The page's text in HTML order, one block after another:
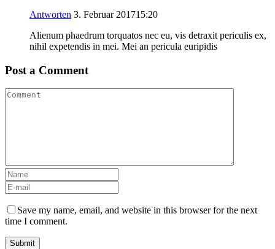
Antworten 3. Februar 201715:20
Alienum phaedrum torquatos nec eu, vis detraxit periculis ex,
nihil expetendis in mei. Mei an pericula euripidis
Post a Comment
Save my name, email, and website in this browser for the next
time I comment.